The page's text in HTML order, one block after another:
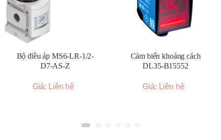
hoạt động ổn định và kéo dài tuổi thọ.
Kích thước và đặc điểm chung:
Kích thước đa dạng:
Autonics cung cấp rơ le bán dẫn
với nhiều kích thước khác nhau, từ loại nhỏ gọn để gắn
trên DIN rail đến loại có tích hợp tản nhiệt lớn hơn.
dụ dòng SRC1) giúp tiết kiệm không gian lắp đặt.
Bộ điều áp MS6-LR-1/2-
D7-AS-Z
Giá: Liên hệ
Cảm biến khoảng cách
DL35-B15552
Giá: Liên hệ